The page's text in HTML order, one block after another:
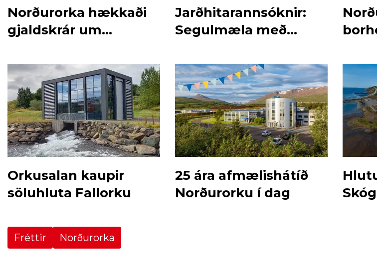
Norðurorka hækkaði
gjaldskrár um
Jarðhitarannsóknir:
Segulmæla með
Orkusalan kaupir
söluhluta Fallorku
25 ára afmælishátíð
Norðurorku í dag
Fréttir Norðurorka